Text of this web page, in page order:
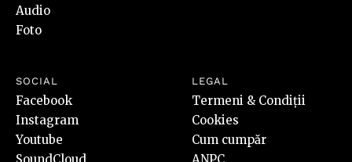
Audio
Foto
SOCIAL
Facebook
Instagram
Youtube
LEGAL
Termeni & Condiții
Cookies
Cum cumpăr